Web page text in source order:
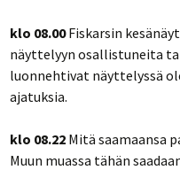
klo 08.00Fiskarsin
näyttelyyn osallistuneita
luonnehtivat näyttelyssä
ajatuksia.
klo 08.22 Mitä saamaansa
Muun muassa tähän